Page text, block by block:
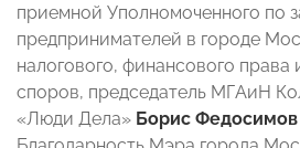
приемной Уполномоченного по
предпринимателей в городе
налогового, финансового
споров, председатель МГАиН
«Люди Дела» Борис Федосимов